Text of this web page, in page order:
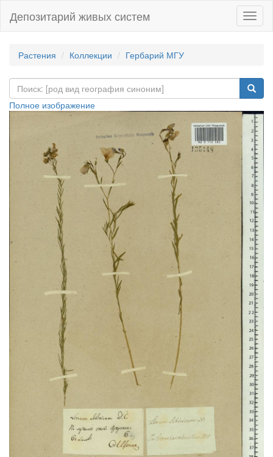
Депозитарий живых систем
Растения Коллекции Гербарий МГУ
Полное изображение